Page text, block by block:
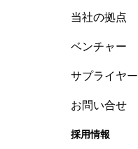
当社の拠点
ベンチャー
サプライヤー
お問い合せ
採用情報